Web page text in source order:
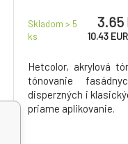
Skladom > 5
ks
3.65
10.43 EUR
Hetcolor, akrylová
tónovanie
disperzných i
priame aplikovanie.